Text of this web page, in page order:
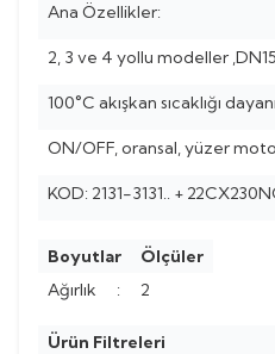
Ana Özellikler:
2, 3 ve 4 yollu modeller
100°C akışkan sıcaklığı
ON/OFF, oransal, yüzer
KOD: 2131-3131.. +
Boyutlar
Ölçüler
Ağırlık
: 2
Ürün Filtreleri